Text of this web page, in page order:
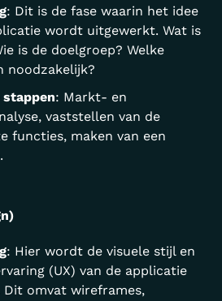
: Dit is de fase waarin het idee
wordt uitgewerkt. Wat is
is de doelgroep? Welke
noodzakelijk?
: Markt- en
vaststellen van de
functies, maken van een
: Hier wordt de visuele stijl en
(UX) van de applicatie
omvat wireframes,